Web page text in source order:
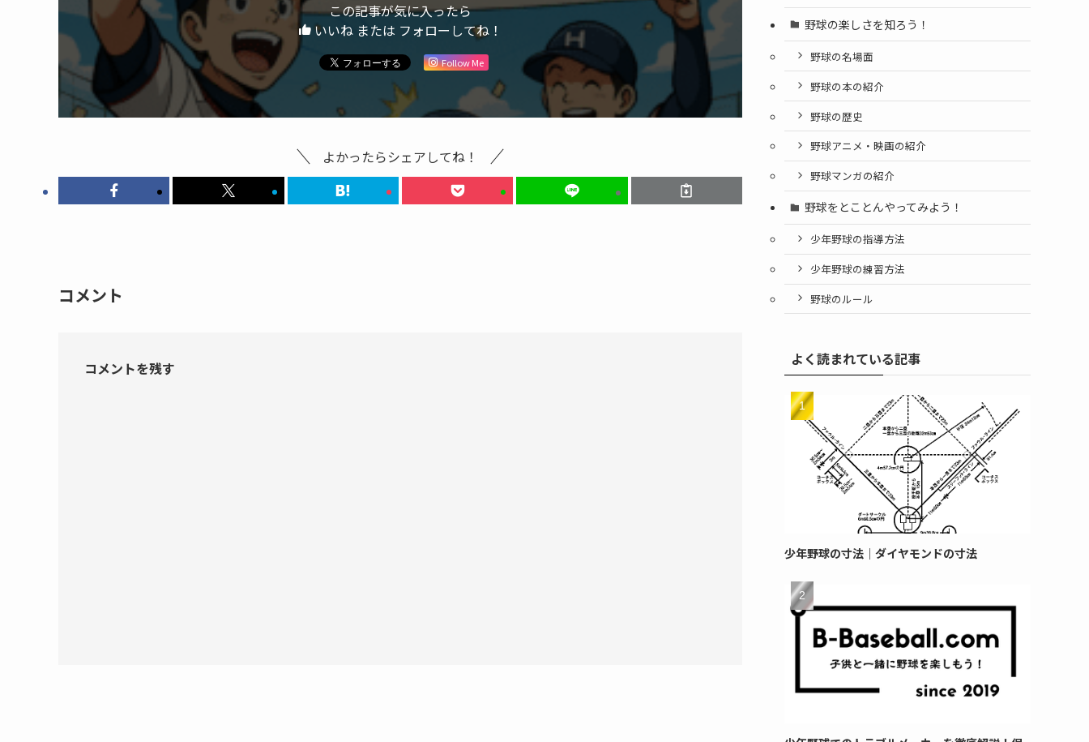
この記事が気に入ったら
いいね または フォローしてね！
Follow Me
よかったらシェアしてね！
コメント
コメントを残す
野球の楽しさを知ろう！
野球の名場面
野球の本の紹介
野球の歴史
野球アニメ・映画の紹介
野球マンガの紹介
野球をとことんやってみよう！
少年野球の指導方法
少年野球の練習方法
野球のルール
よく読まれている記事
少年野球の寸法｜ダイヤモンドの寸法